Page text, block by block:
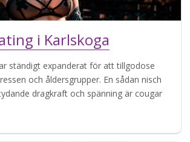
i Karlskoga
ständigt expanderat för att tillgodose
och åldersgrupper. En sådan nisch
dragkraft och spänning är cougar